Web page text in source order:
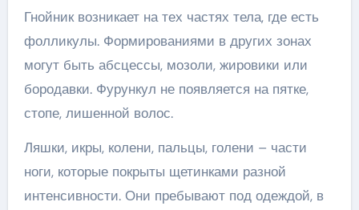
Гнойник возникает на тех частях тела, где есть
фолликулы. Формированиями в других зонах
могут быть абсцессы, мозоли, жировики или
бородавки. Фурункул не появляется на пятке,
стопе, лишенной волос.
Ляшки, икры, колени, пальцы, голени – части
ноги, которые покрыты щетинками разной
интенсивности. Они пребывают под одеждой, в